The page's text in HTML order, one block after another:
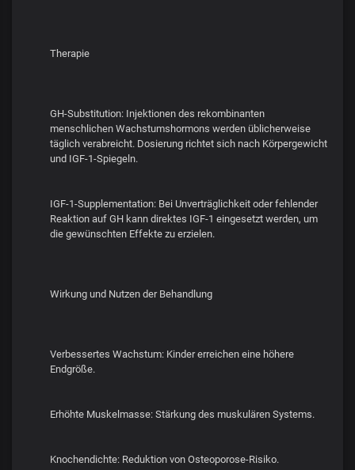
Therapie
GH-Substitution: Injektionen des rekombinanten
menschlichen Wachstumshormons werden üblicherweise
täglich verabreicht. Dosierung richtet sich nach Körpergewicht
und IGF-1-Spiegeln.
IGF-1-Supplementation: Bei Unverträglichkeit oder fehlender
Reaktion auf GH kann direktes IGF-1 eingesetzt werden, um
die gewünschten Effekte zu erzielen.
Wirkung und Nutzen der Behandlung
Verbessertes Wachstum: Kinder erreichen eine höhere
Endgröße.
Erhöhte Muskelmasse: Stärkung des muskulären Systems.
Knochendichte: Reduktion von Osteoporose-Risiko.